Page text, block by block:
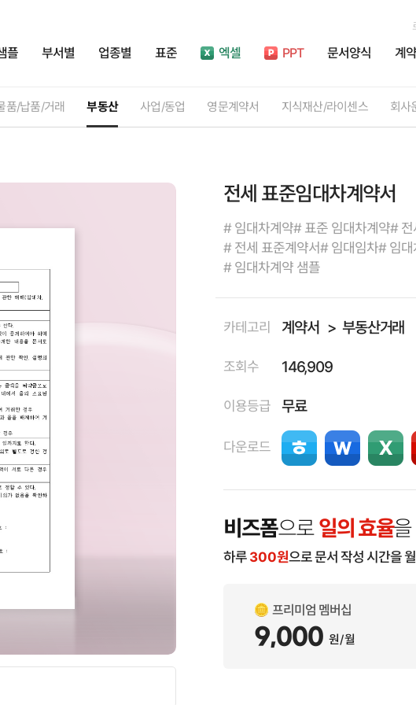
플 부서별 업종별 표준 엑셀 PPT 문서양식 계
품/납품/거래 부동산 사업/동업 영문계약서 지식재산/라이센스 회사
전세 표준임대차계약서
# 임대차계약# 표준 임대차계약# 전
# 전세 표준계약서# 임대임차# 임대
# 임대차계약 샘플
카테고리 계약서 부동산거래
조회수 146,909
이용등급 무료
다운로드
비즈폼으로일의 효율
하루 300원으로 문서 작성 시간을
프리미엄 멤버십
9,000 원/월